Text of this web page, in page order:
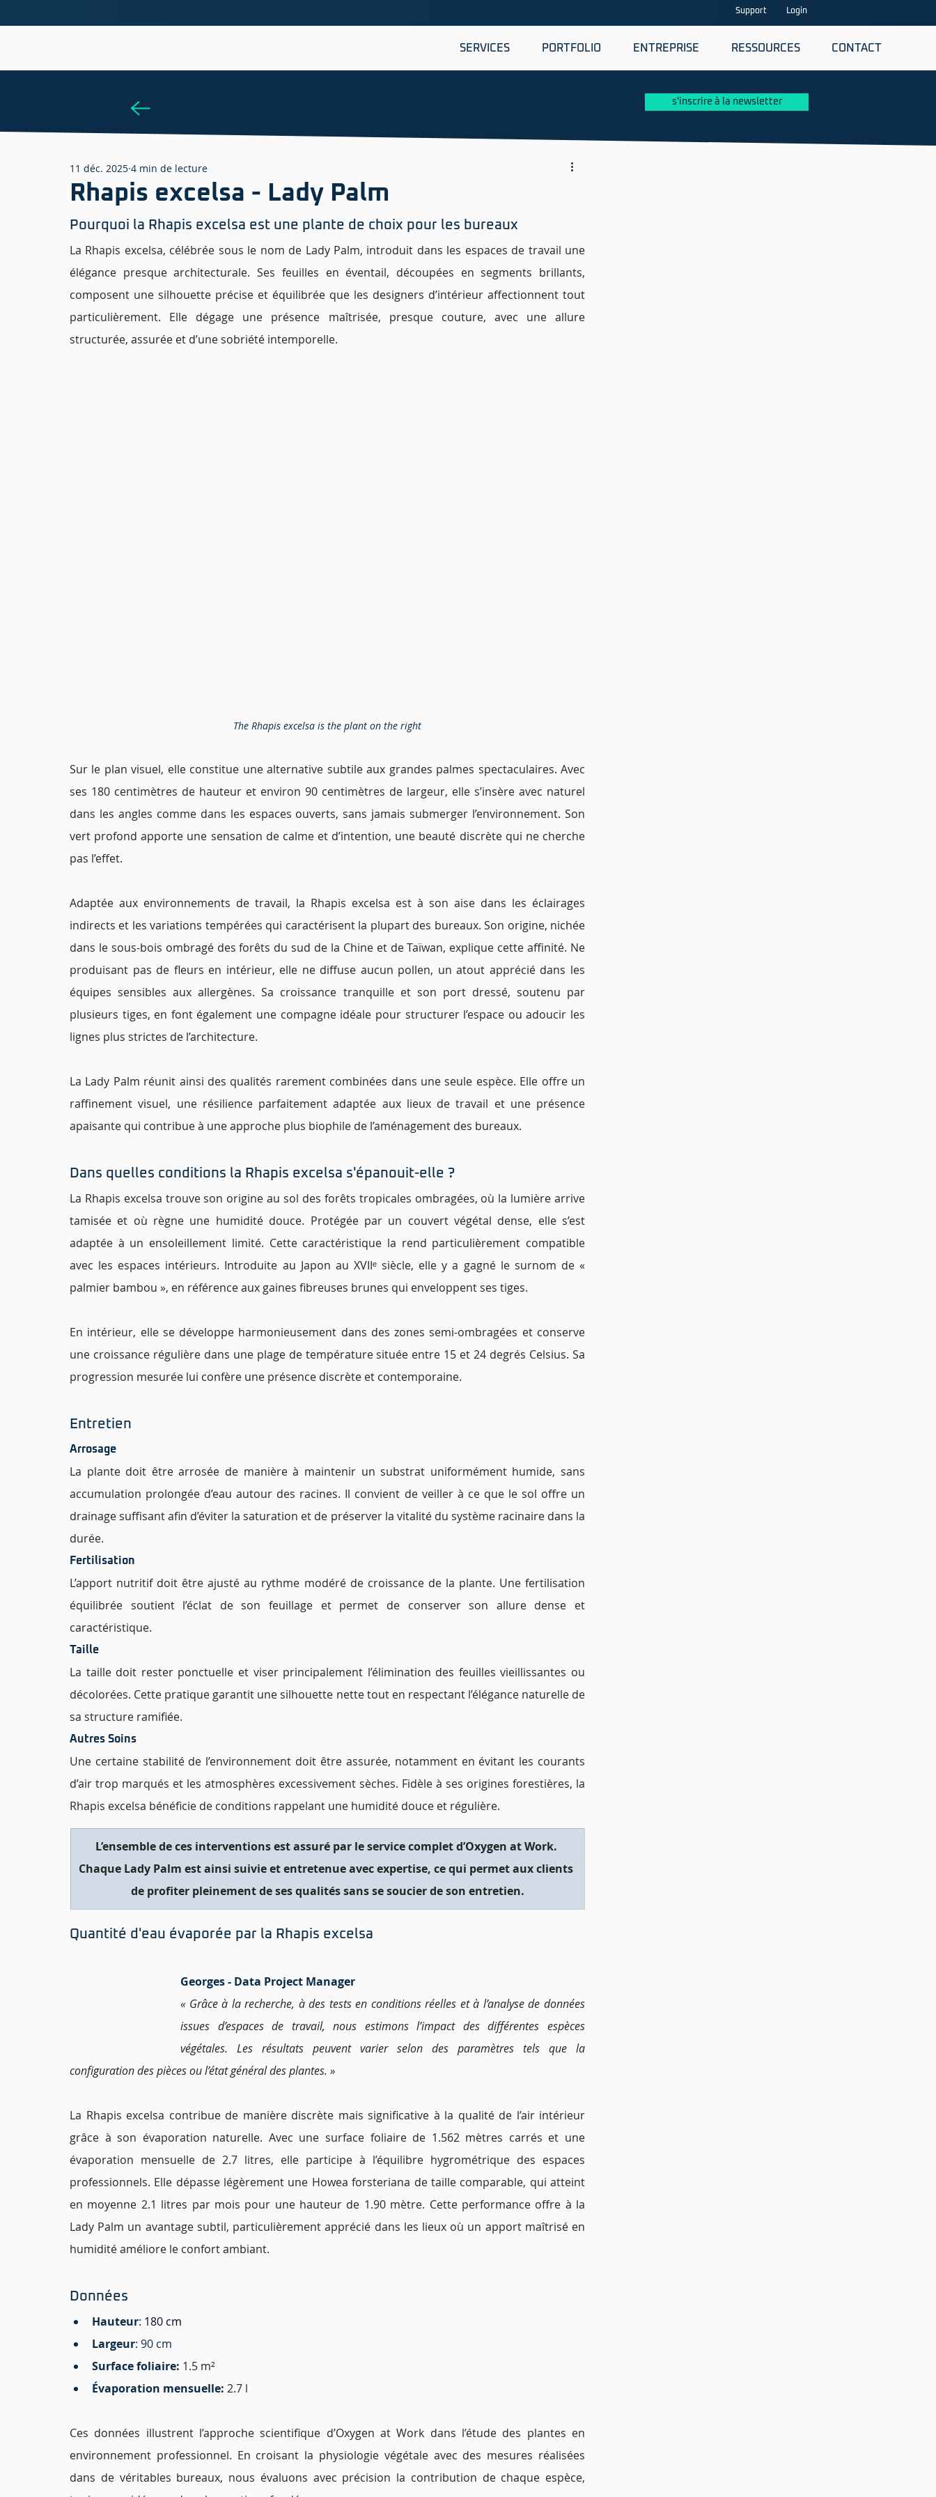
Support Login
SERVICES PORTFOLIO ENTREPRISE RESSOURCES CONTACT
s'inscrire à la newsletter
Rhapis excelsa - Lady Palm
11 déc. 2025 4 min de lecture
Pourquoi la Rhapis excelsa est une plante de choix pour les bureaux
La Rhapis excelsa, célébrée sous le nom de Lady Palm, introduit dans les espaces de travail une
élégance presque architecturale. Ses feuilles en éventail, découpées en segments brillants,
composent une silhouette précise et équilibrée que les designers d’intérieur affectionnent tout
particulièrement. Elle dégage une présence maîtrisée, presque couture, avec une allure
structurée, assurée et d’une sobriété intemporelle.
The Rhapis excelsa is the plant on the right
Sur le plan visuel, elle constitue une alternative subtile aux grandes palmes spectaculaires. Avec
ses 180 centimètres de hauteur et environ 90 centimètres de largeur, elle s’insère avec naturel
dans les angles comme dans les espaces ouverts, sans jamais submerger l’environnement. Son
vert profond apporte une sensation de calme et d’intention, une beauté discrète qui ne cherche
pas l’effet.
Adaptée aux environnements de travail, la Rhapis excelsa est à son aise dans les éclairages
indirects et les variations tempérées qui caractérisent la plupart des bureaux. Son origine, nichée
dans le sous-bois ombragé des forêts du sud de la Chine et de Taïwan, explique cette affinité. Ne
produisant pas de fleurs en intérieur, elle ne diffuse aucun pollen, un atout apprécié dans les
équipes sensibles aux allergènes. Sa croissance tranquille et son port dressé, soutenu par
plusieurs tiges, en font également une compagne idéale pour structurer l’espace ou adoucir les
lignes plus strictes de l’architecture.
La Lady Palm réunit ainsi des qualités rarement combinées dans une seule espèce. Elle offre un
raffinement visuel, une résilience parfaitement adaptée aux lieux de travail et une présence
apaisante qui contribue à une approche plus biophile de l’aménagement des bureaux.
Dans quelles conditions la Rhapis excelsa s'épanouit-elle ?
La Rhapis excelsa trouve son origine au sol des forêts tropicales ombragées, où la lumière arrive
tamisée et où règne une humidité douce. Protégée par un couvert végétal dense, elle s’est
adaptée à un ensoleillement limité. Cette caractéristique la rend particulièrement compatible
avec les espaces intérieurs. Introduite au Japon au XVIIᵉ siècle, elle y a gagné le surnom de «
palmier bambou », en référence aux gaines fibreuses brunes qui enveloppent ses tiges.
En intérieur, elle se développe harmonieusement dans des zones semi-ombragées et conserve
une croissance régulière dans une plage de température située entre 15 et 24 degrés Celsius. Sa
progression mesurée lui confère une présence discrète et contemporaine.
Entretien
Arrosage
La plante doit être arrosée de manière à maintenir un substrat uniformément humide, sans
accumulation prolongée d’eau autour des racines. Il convient de veiller à ce que le sol offre un
drainage suffisant afin d’éviter la saturation et de préserver la vitalité du système racinaire dans la
durée.
Fertilisation
L’apport nutritif doit être ajusté au rythme modéré de croissance de la plante. Une fertilisation
équilibrée soutient l’éclat de son feuillage et permet de conserver son allure dense et
caractéristique.
Taille
La taille doit rester ponctuelle et viser principalement l’élimination des feuilles vieillissantes ou
décolorées. Cette pratique garantit une silhouette nette tout en respectant l’élégance naturelle de
sa structure ramifiée.
Autres Soins
Une certaine stabilité de l’environnement doit être assurée, notamment en évitant les courants
d’air trop marqués et les atmosphères excessivement sèches. Fidèle à ses origines forestières, la
Rhapis excelsa bénéficie de conditions rappelant une humidité douce et régulière.
L’ensemble de ces interventions est assuré par le service complet d’Oxygen at Work.
Chaque Lady Palm est ainsi suivie et entretenue avec expertise, ce qui permet aux clients
de profiter pleinement de ses qualités sans se soucier de son entretien.
Quantité d'eau évaporée par la Rhapis excelsa
Georges - Data Project Manager
« Grâce à la recherche, à des tests en conditions réelles et à l’analyse de données
issues d’espaces de travail, nous estimons l’impact des différentes espèces
végétales. Les résultats peuvent varier selon des paramètres tels que la
configuration des pièces ou l’état général des plantes. »
La Rhapis excelsa contribue de manière discrète mais significative à la qualité de l’air intérieur
grâce à son évaporation naturelle. Avec une surface foliaire de 1.562 mètres carrés et une
évaporation mensuelle de 2.7 litres, elle participe à l’équilibre hygrométrique des espaces
professionnels. Elle dépasse légèrement une Howea forsteriana de taille comparable, qui atteint
en moyenne 2.1 litres par mois pour une hauteur de 1.90 mètre. Cette performance offre à la
Lady Palm un avantage subtil, particulièrement apprécié dans les lieux où un apport maîtrisé en
humidité améliore le confort ambiant.
Données
Hauteur: 180 cm
Largeur: 90 cm
Surface foliaire: 1.5 m²
Évaporation mensuelle: 2.7 l
Ces données illustrent l’approche scientifique d’Oxygen at Work dans l’étude des plantes en
environnement professionnel. En croisant la physiologie végétale avec des mesures réalisées
dans de véritables bureaux, nous évaluons avec précision la contribution de chaque espèce,